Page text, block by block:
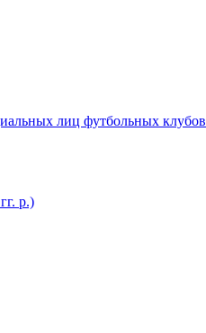
лиц футбольных клубов
р.)